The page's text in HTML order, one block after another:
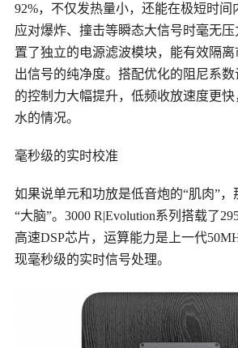
92%，不仅发热量小，还能在极短时间
应对爆炸、撞击等瞬态大信号时毫无
置了独立的电源滤波模块，能有效隔
出信号的纯净度。搭配优化的阻尼系
的控制力大幅提升，低频收放速度更
水的情况。
毫秒级的实时校准
如果说单元和功放是低音炮的“肌肉”，
“大脑”。3000 R|Evolution系列搭载了
高速DSP芯片，运算能力是上一代
现毫秒级的实时信号处理。